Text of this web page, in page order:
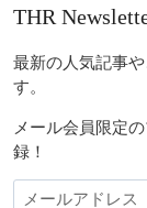
THR
最新の人気記事
す。
メール会員限定
録！